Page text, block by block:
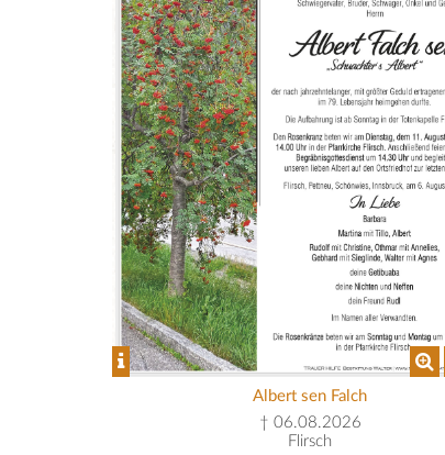
Albert sen Falch
† 06.08.2026
Flirsch